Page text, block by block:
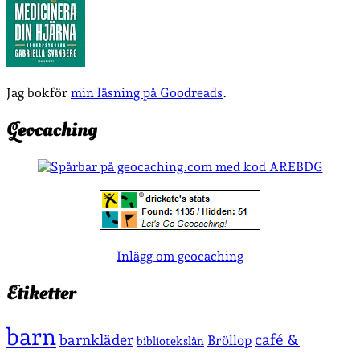
Jag bokför min läsning på Goodreads.
Geocaching
Inlägg om geocaching
Etiketter
barnbarnkläder bibliotekslån Bröllop café &